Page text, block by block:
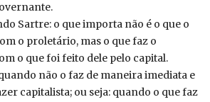
Sartre: o que importa não é o que o
o proletário, mas o que faz o
o que foi feito dele pelo capital.
não o faz de maneira imediata e
capitalista; ou seja: quando o que faz